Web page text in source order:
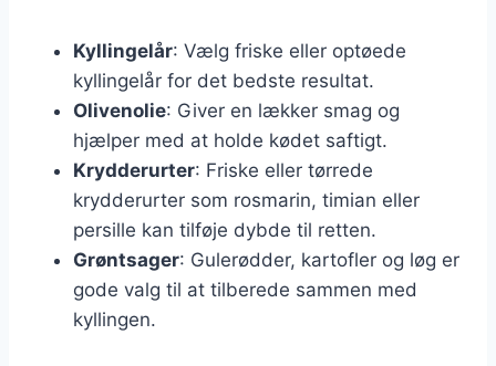
Kyllingelår: Vælg friske eller optøede
kyllingelår for det bedste resultat.
Olivenolie: Giver en lækker smag og
hjælper med at holde kødet saftigt.
Krydderurter: Friske eller tørrede
krydderurter som rosmarin, timian eller
persille kan tilføje dybde til retten.
Grøntsager: Gulerødder, kartofler og løg er
gode valg til at tilberede sammen med
kyllingen.